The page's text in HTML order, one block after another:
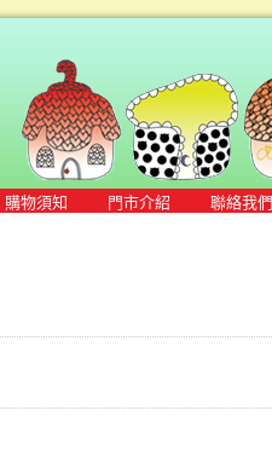
購物須知 門市介紹 聯絡我們